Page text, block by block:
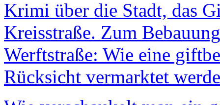
Krimi über die Stadt, das
Kreisstraße. Zum
Werftstraße: Wie eine
Rücksicht vermarktet